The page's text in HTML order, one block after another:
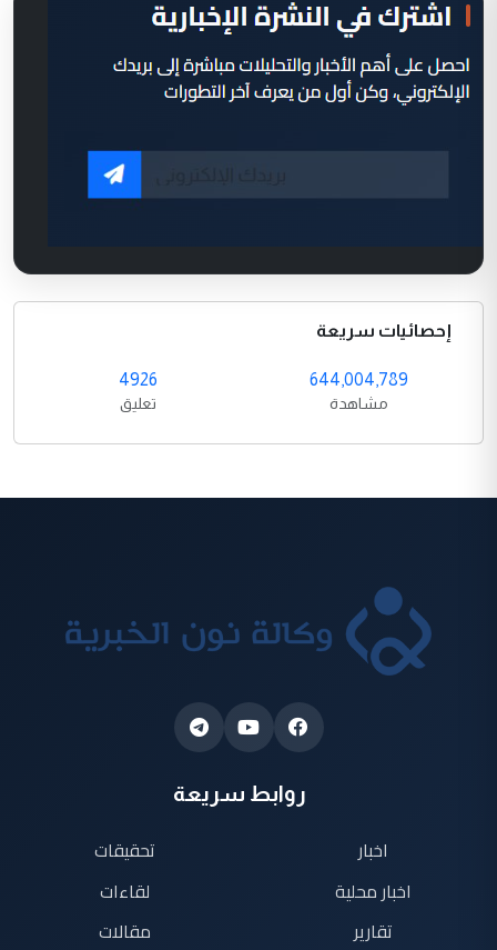
إحصائيات سريعة
644,004,789
مشاهدة
4926
تعليق
روابط سريعة
اخبار
اخبار محلية
تقارير
تحقيقات
لقاءات
مقالات